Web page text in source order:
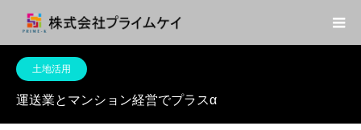
土地活用
運送業とマンション経営でプラスα